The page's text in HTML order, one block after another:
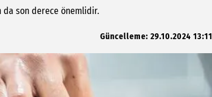
da son derece önemlidir.
Güncelleme: 29.10.2024 13:11